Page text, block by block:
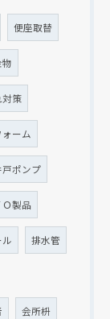
便座取替
対策
ーム
戸ポンプ
Ｏ製品
排水管
会所枡